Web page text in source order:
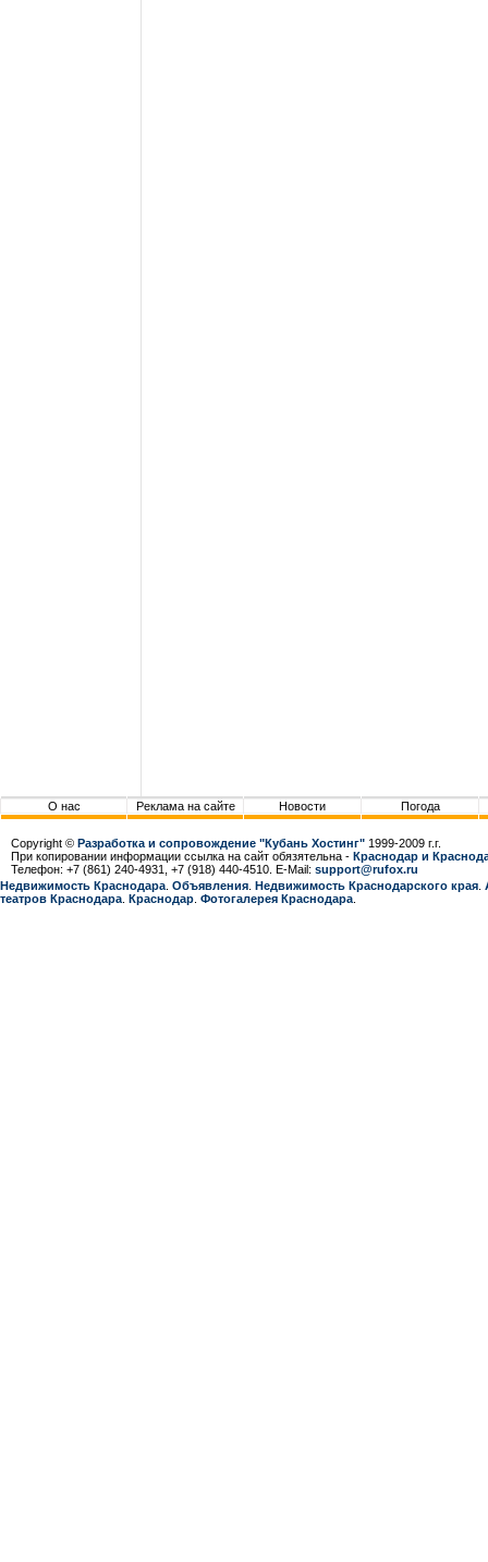
О нас Реклама на сайте Новости Погода
Copyright © Разработка и сопровождение "Кубань Хостинг" 1999-2009 г.г.
При копировании информации ссылка на сайт обязятельна - Краснодар и
Телефон: +7 (861) 240-4931, +7 (918) 440-4510. E-Mail: support@rufox.ru
Недвижимость Краснодара Объявления Недвижимость Краснодарcкого края
театров Краснодара Краснодар Фотогалерея Краснодара